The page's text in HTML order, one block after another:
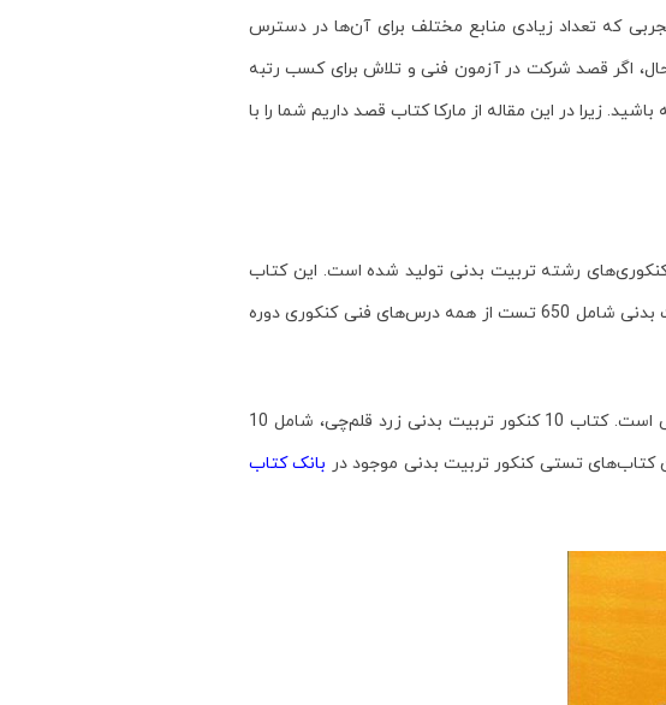
که تعداد زیادی منابع مختلف برای آن‌ها در دسترس
اگر قصد شرکت در آزمون فنی و تلاش برای کسب رتبه
زیرا در این مقاله از مارکا کتاب قصد داریم شما را با
و کنکوری‌های رشته تربیت بدنی تولید شده است. این کتاب‌
برای هنرجویان دهم و یازدهم نیز انتخاب بسیار مناسبی است. کتاب‌های زرد اختصاصی رشته تربیت بدنی شامل 650 تست از همه درس‌های فنی کنکوری دوره
کتاب زرد عمومی رشته فنی نیز شامل 1000 تست طبقه بندی شده از تمام دروس پایه رشته فنی است. کتاب 10 کنکور تربیت بدنی زرد قلم‌چی، شامل 10
کتاب‌های تستی کنکور تربیت بدنی موجود در بانک کتاب